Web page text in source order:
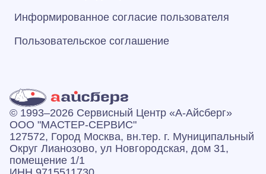
Информированное согласие пользователя
Пользовательское соглашение
© 1993–2026 Сервисный Центр «А‑Айсберг»
ООО "МАСТЕР-СЕРВИС"
127572, Город Москва, вн.тер. г. Муниципальный
Округ Лианозово, ул Новгородская, дом 31,
помещение 1/1